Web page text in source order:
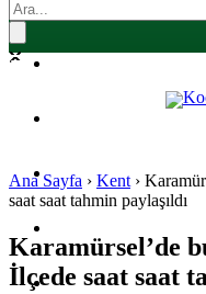
SPOR
SAĞLIK
Ana Sayfa › Kent ›
saat saat tahmin paylaşıldı
Karamürsel’de
İlçede saat saat